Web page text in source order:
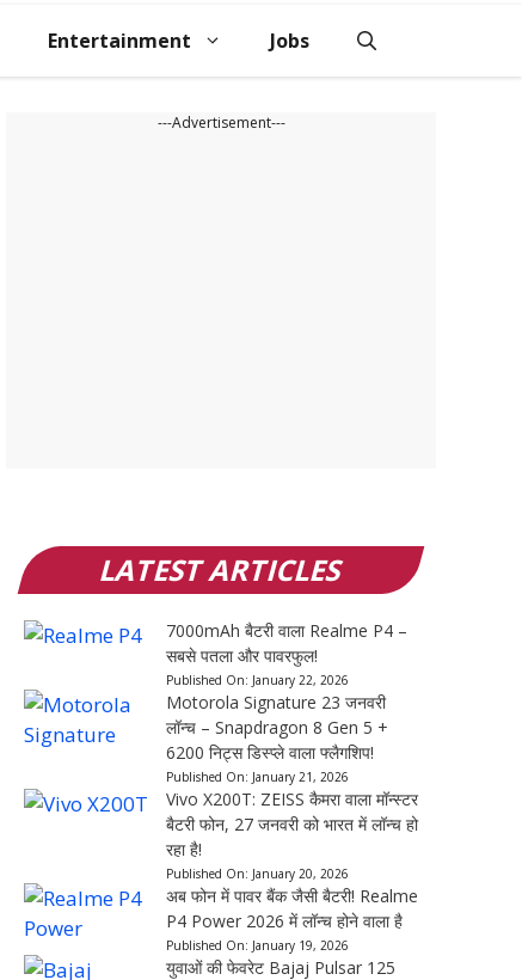
Entertainment Jobs
---Advertisement---
LATEST ARTICLES
7000mAh बैटरी वाला Realme P4 –
सबसे पतला और पावरफुल!
Published On: January 22, 2026
Motorola Signature 23 जनवरी
लॉन्च – Snapdragon 8 Gen 5 +
6200 निट्स डिस्प्ले वाला फ्लैगशिप!
Published On: January 21, 2026
Vivo X200T: ZEISS कैमरा वाला मॉन्स्टर
बैटरी फोन, 27 जनवरी को भारत में लॉन्च हो
रहा है!
Published On: January 20, 2026
अब फोन में पावर बैंक जैसी बैटरी! Realme
P4 Power 2026 में लॉन्च होने वाला है
Published On: January 19, 2026
युवाओं की फेवरेट Bajaj Pulsar 125